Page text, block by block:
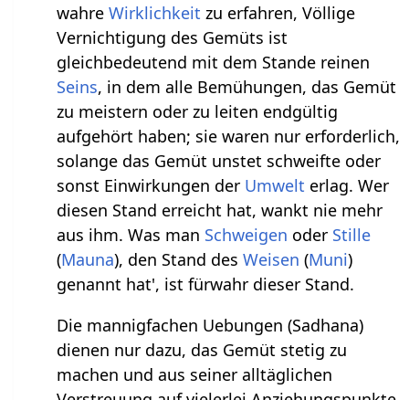
wahreWirklichkeit zu erfahren, Völlige
Vernichtigung des Gemüts ist
gleichbedeutend mit dem Stande reinen
Seins, in dem alle Bemühungen, das Gemüt
zu meistern oder zu leiten endgültig
aufgehört haben; sie waren nur erforderlich,
solange das Gemüt unstet schweifte oder
sonst Einwirkungen der Umwelt erlag. Wer
diesen Stand erreicht hat, wankt nie mehr
aus ihm. Was man Schweigen oder Stille
(Mauna), den Stand desWeisen (Muni)
genannt hat', ist fürwahr dieser Stand.
Die mannigfachen Uebungen (Sadhana)
dienen nur dazu, das Gemüt stetig zu
machen und aus seiner alltäglichen